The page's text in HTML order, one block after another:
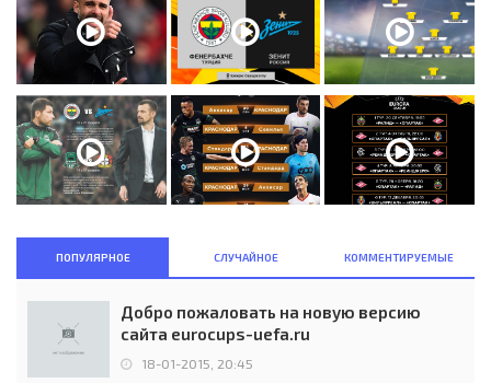
ПОПУЛЯРНОЕ СЛУЧАЙНОЕ КОММЕНТИРУЕМЫЕ
Добро пожаловать на новую версию
сайта eurocups-uefa.ru
18-01-2015, 20:45